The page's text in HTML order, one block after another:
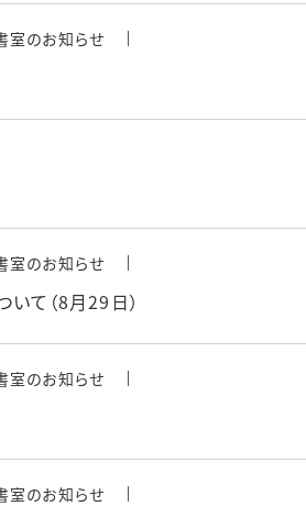
室のお知らせ
室のお知らせ
て（8月29日）
室のお知らせ
室のお知らせ